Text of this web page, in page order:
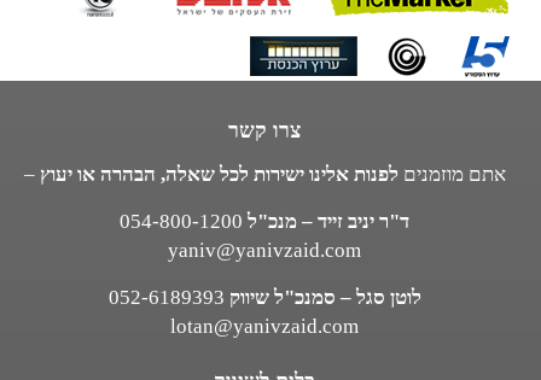
צרו קשר
אתם מוזמנים לפנות אלינו ישירות לכל שאלה, הבהרה או יעוץ –
ד"ר יניב זייד – מנכ"ל 054-800-1200
yaniv@yanivzaid.com
לוטן סגל – סמנכ"ל שיווק 052-6189393
lotan@yanivzaid.com